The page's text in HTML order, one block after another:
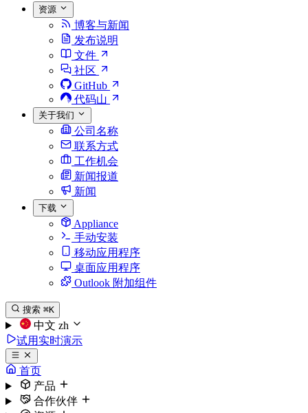
资源
博客与新闻
发布说明
文件
社区
GitHub
代码山
关于我们
公司名称
联系方式
工作机会
新闻报道
新闻
下载
Appliance
手动安装
移动应用程序
桌面应用程序
Outlook 附加组件
搜索 ⌘K
中文 zh
试用实时演示
首页
产品
合作伙伴